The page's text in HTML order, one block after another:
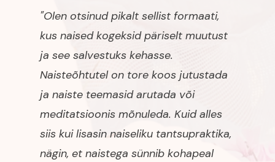
"Olen otsinud pikalt sellist formaati,
kus naised kogeksid päriselt muutust
ja see salvestuks kehasse.
Naisteõhtutel on tore koos jutustada
ja naiste teemasid arutada või
meditatsioonis mõnuleda. Kuid alles
siis kui lisasin naiseliku tantsupraktika,
nägin, et naistega sünnib kohapeal